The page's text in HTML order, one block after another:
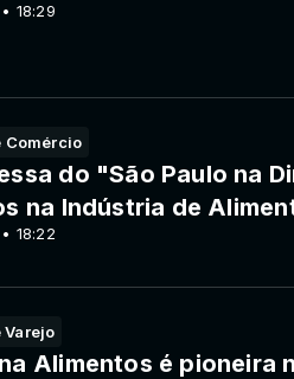
18:29
Comércio
18:22
do "São Paulo na
na Indústria de
Varejo
Alimentos é pioneira